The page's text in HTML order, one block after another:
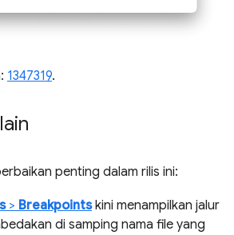
1347319.
penting dalam rilis ini:
> Breakpointskini menampilkan jalur
di samping nama file yang